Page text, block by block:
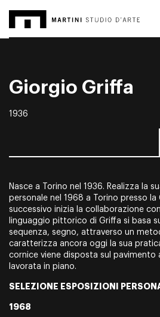
Giorgio Griffa
1936
Nasce a Torino nel 1936. Realizza la
personale nel 1968 a Torino presso la
successivo inizia la collaborazione con
linguaggio pittorico di Griffa si basa
sequenza, segno, attraverso un
caratterizza ancora oggi la sua
cornice viene disposta sul pavimento
lavorata in piano.
SELEZIONE ESPOSIZIONI
1968